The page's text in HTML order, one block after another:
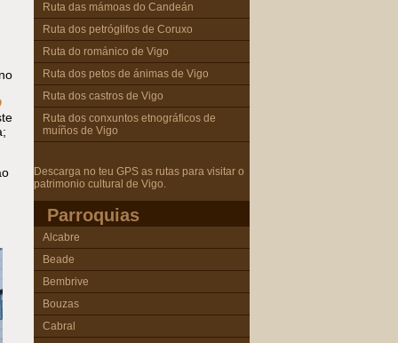
Ruta das mámoas do Candeán
Ruta dos petróglifos de Coruxo
Ruta do románico de Vigo
Ruta dos petos de ánimas de Vigo
Ruta dos castros de Vigo
Ruta dos conxuntos etnográficos de
muíños de Vigo
Descarga no teu GPS as rutas para visitar o
patrimonio cultural de Vigo.
Parroquias
Alcabre
Beade
Bembrive
Bouzas
Cabral